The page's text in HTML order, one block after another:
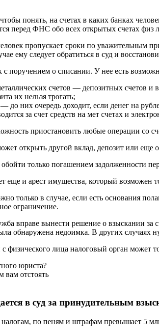
понять, на счетах в каких банках
перед ФНС обо всех открытых счетах физ
пропускает сроки по уважительным
ему следует обратиться в суд и
поручением о списании. У нее есть
счетов — депозитных счетов
их нельзя трогать;
до них очередь доходит, если денег на
за счет средств на мет счетах и
приостановить любые операции со
открыть другой вклад, депозит или еще
только погашением задолженности
и арест имущества, который возможен
только в случае, если есть основания
ограничение.
вправе вынести решение о взыскании за
обнаружена недоимка. В других случаях
физического лица налоговый орган может
юриста?
отстоять
в суд за принудительным
по пеням и штрафам превышает 5